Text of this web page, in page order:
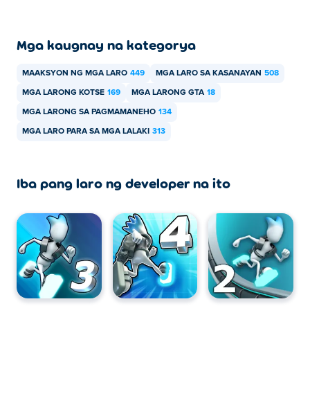
Mga kaugnay na kategorya
MAAKSYON NG MGA LARO 449 MGA LARO SA KASANAYAN 508
MGA LARONG KOTSE 169 MGA LARONG GTA 18
MGA LARONG SA PAGMAMANEHO 134
MGA LARO PARA SA MGA LALAKI 313
Iba pang laro ng developer na ito